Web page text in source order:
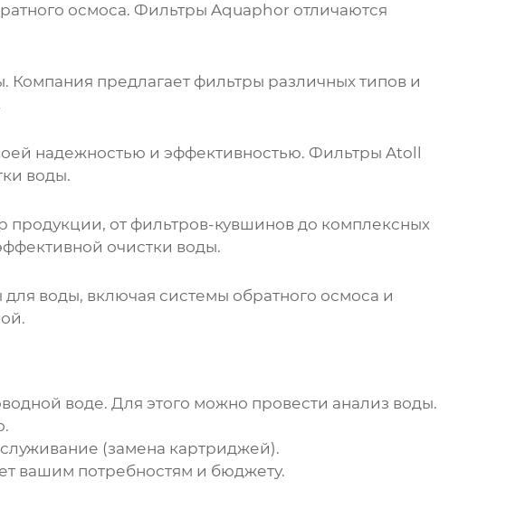
осмоса. Фильтры Aquaphor отличаются
предлагает фильтры различных типов и
надежностью и эффективностью. Фильтры Atoll
воды.
от фильтров-кувшинов до комплексных
очистки воды.
воды, включая системы обратного осмоса и
воде. Для этого можно провести анализ воды.
(замена картриджей).
вашим потребностям и бюджету.